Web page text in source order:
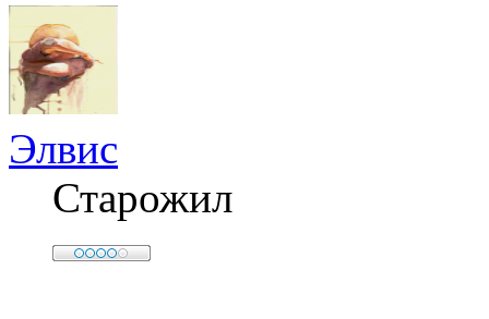
Элвис
Старожил